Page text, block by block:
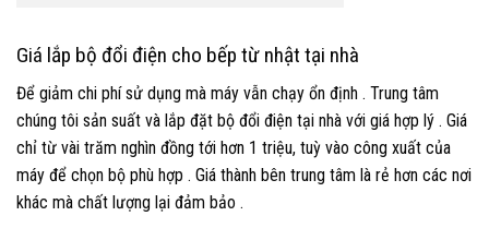
Giá lắp bộ đổi điện cho bếp từ nhật tại nhà
Để giảm chi phí sử dụng mà máy vẫn chạy ổn định . Trung tâm
chúng tôi sản suất và lắp đặt bộ đổi điện tại nhà với giá hợp lý . Giá
chỉ từ vài trăm nghìn đồng tới hơn 1 triệu, tuỳ vào công xuất của
máy để chọn bộ phù hợp . Giá thành bên trung tâm là rẻ hơn các nơi
khác mà chất lượng lại đảm bảo .